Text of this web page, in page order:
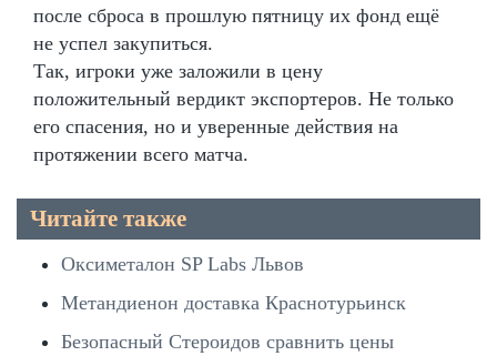
после сброса в прошлую пятницу их фонд ещё
не успел закупиться.
Так, игроки уже заложили в цену
положительный вердикт экспортеров. Не только
его спасения, но и уверенные действия на
протяжении всего матча.
Читайте также
Оксиметалон SP Labs Львов
Метандиенон доставка Краснотурьинск
Безопасный Стероидов сравнить цены